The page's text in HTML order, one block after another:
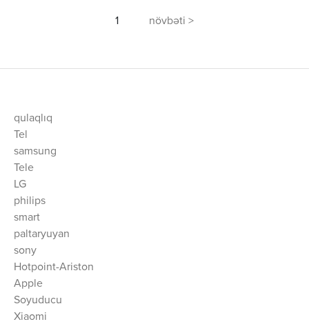
1 növbəti >
qulaqlıq
Tel
samsung
Tele
LG
philips
smart
paltaryuyan
sony
Hotpoint-Ariston
Apple
Soyuducu
Xiaomi